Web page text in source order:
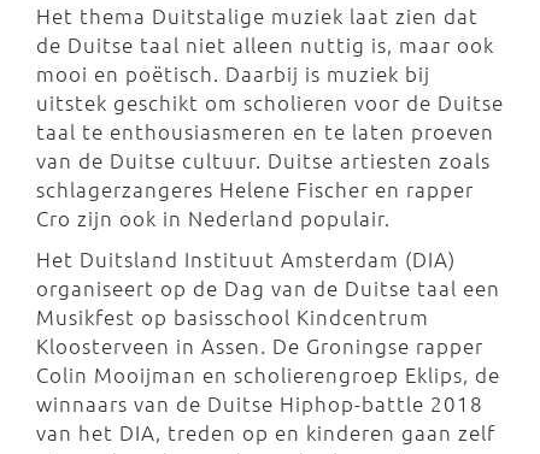
Het thema Duitstalige muziek laat zien dat
de Duitse taal niet alleen nuttig is, maar ook
mooi en poëtisch. Daarbij is muziek bij
uitstek geschikt om scholieren voor de Duitse
taal te enthousiasmeren en te laten proeven
van de Duitse cultuur. Duitse artiesten zoals
schlagerzangeres Helene Fischer en rapper
Cro zijn ook in Nederland populair.
Het Duitsland Instituut Amsterdam (DIA)
organiseert op de Dag van de Duitse taal een
Musikfest op basisschool Kindcentrum
Kloosterveen in Assen. De Groningse rapper
Colin Mooijman en scholierengroep Eklips, de
winnaars van de Duitse Hiphop-battle 2018
van het DIA, treden op en kinderen gaan zelf